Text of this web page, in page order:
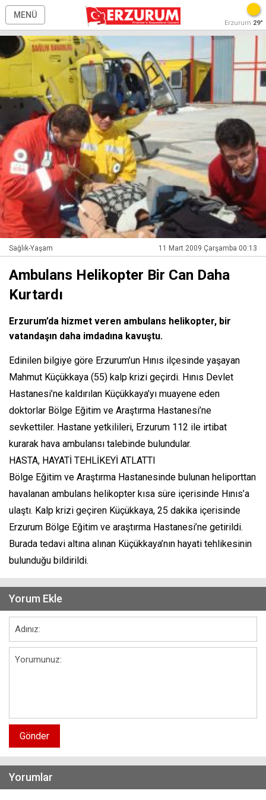
MENÜ
Erzurum 29°
Sağlık-Yaşam 11 Mart 2009 Çarşamba 00:13
Ambulans Helikopter Bir Can Daha
Kurtardı
Erzurum’da hizmet veren ambulans helikopter, bir
vatandaşın daha imdadına kavuştu.
Edinilen bilgiye göre Erzurum’un Hınıs ilçesinde yaşayan
Mahmut Küçükkaya (55) kalp krizi geçirdi. Hınıs Devlet
Hastanesi’ne kaldırılan Küçükkaya’yı muayene eden
doktorlar Bölge Eğitim ve Araştırma Hastanesi’ne
sevkettiler. Hastane yetkilileri, Erzurum 112 ile irtibat
kurarak hava ambulansı talebinde bulundular.
HASTA, HAYATİ TEHLİKEYİ ATLATTI
Bölge Eğitim ve Araştırma Hastanesinde bulunan heliporttan
havalanan ambulans helikopter kısa süre içerisinde Hınıs’a
ulaştı. Kalp krizi geçiren Küçükkaya, 25 dakika içerisinde
Erzurum Bölge Eğitim ve araştırma Hastanesi’ne getirildi.
Burada tedavi altına alınan Küçükkaya’nın hayati tehlikesinin
bulunduğu bildirildi.
Yorum Ekle
Gönder
Yorumlar